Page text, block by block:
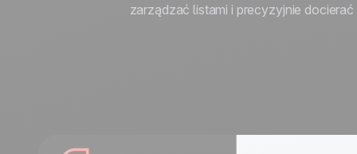
Turystykazarządzać listami i precyzyjnie